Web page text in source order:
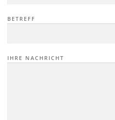
BETREFF
IHRE NACHRICHT